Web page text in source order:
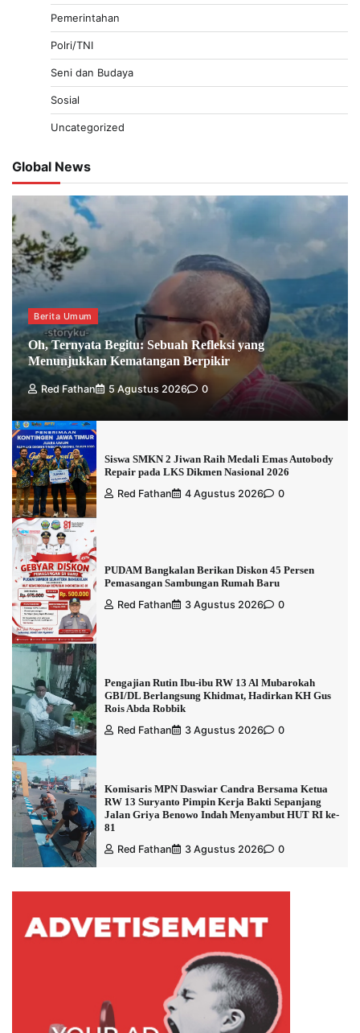
Pemerintahan
Polri/TNI
Seni dan Budaya
Sosial
Uncategorized
Global News
Berita Umum
Oh, Ternyata Begitu: Sebuah Refleksi yang
Menunjukkan Kematangan Berpikir
Red Fathan 5 Agustus 2026 0
Siswa SMKN 2 Jiwan Raih Medali Emas Autobody
Repair pada LKS Dikmen Nasional 2026
Red Fathan
4 Agustus 2026 0
PUDAM Bangkalan Berikan Diskon 45 Persen
Pemasangan Sambungan Rumah Baru
Red Fathan
3 Agustus 2026 0
Pengajian Rutin Ibu-ibu RW 13 Al Mubarokah
GBI/DL Berlangsung Khidmat, Hadirkan KH Gus
Rois Abda Robbik
Red Fathan
3 Agustus 2026 0
Komisaris MPN Daswiar Candra Bersama Ketua
RW 13 Suryanto Pimpin Kerja Bakti Sepanjang
Jalan Griya Benowo Indah Menyambut HUT RI ke-
81
Red Fathan
3 Agustus 2026 0